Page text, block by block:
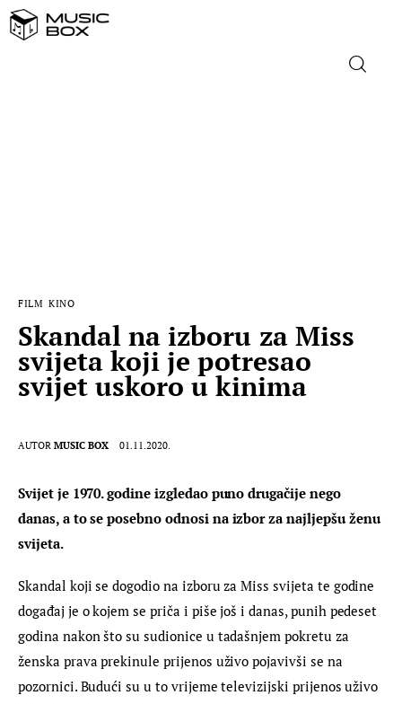
FILM KINO
Skandal na izboru za Miss
svijeta koji je potresao
svijet uskoro u kinima
AUTOR MUSIC BOX 01.11.2020.
Svijet je 1970. godine izgledao puno drugačije nego
danas, a to se posebno odnosi na izbor za najljepšu ženu
svijeta.
Skandal koji se dogodio na izboru za Miss svijeta te godine
događaj je o kojem se priča i piše još i danas, punih pedeset
godina nakon što su sudionice u tadašnjem pokretu za
ženska prava prekinule prijenos uživo pojavivši se na
pozornici. Budući su u to vrijeme televizijski prijenos uživo